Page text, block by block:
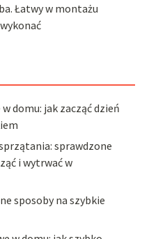
Łatwy w montażu
domu: jak zacząć dzień
sprawdzone
i wytrwać w
sposoby na szybkie